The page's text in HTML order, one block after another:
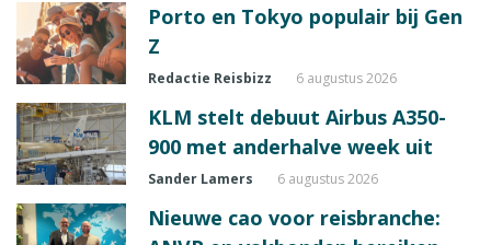
Porto en Tokyo populair bij Gen
Z
Redactie Reisbizz 6 augustus 2026
KLM stelt debuut Airbus A350-
900 met anderhalve week uit
Sander Lamers 6 augustus 2026
Nieuwe cao voor reisbranche: